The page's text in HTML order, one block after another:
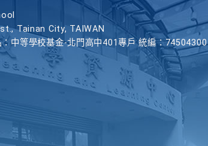
Tainan City, TAIWAN
中等學校基金-北門高中401專戶 統編：74504300